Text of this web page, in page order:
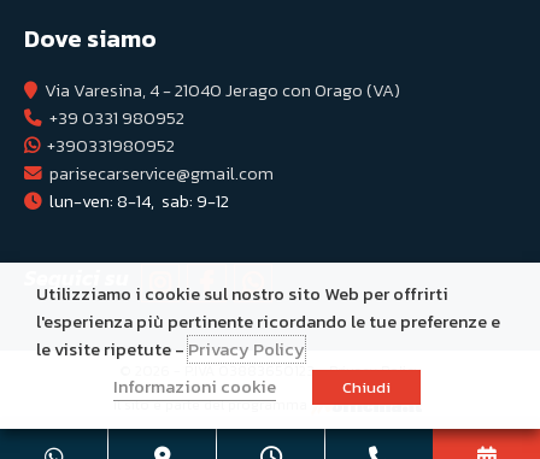
Dove siamo
Via Varesina, 4 - 21040 Jerago con Orago (VA)
+39 0331 980952
+390331980952
parisecarservice@gmail.com
lun-ven: 8-14,  sab: 9-12
© 2026 - P.IVA 03883650123 -Privacy Policy
Il sito è parte del programma
Utilizziamo i cookie sul nostro sito Web per offrirti
l'esperienza più pertinente ricordando le tue preferenze e
le visite ripetute -Privacy Policy
Informazioni cookie
Chiudi